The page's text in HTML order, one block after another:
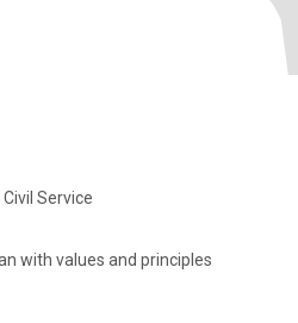
Service
with values ​​and principles